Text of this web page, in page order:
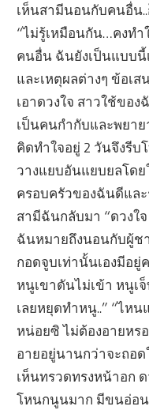
เห็นสามีนอนกับคนอื่น
“ไม่รู้เหมือนกัน…คงท
คนอื่น ฉันยังเป็นแบบนี้
และเหตุผลต่างๆ ข้อเ
เอาดวงใจ สาวใช้ขอ
เป็นคนกำกับและพยา
คิดทำใจอยู่ 2 วันจึงรีบ
วางแยบอันแยบยลโดย
ครอบครัวของฉันดีแล
สามีฉันกลับมา “ดวงใ
ฉันหมายถึงนอนกับผู้ช
กอดจูบเท่านั้นเองมีอ
หนูเขาดันไม่เข้า หนูเ
เลยหยุดทำหนู..” “ไห
หน่อยซิ ไม่ต้องอายหร
อายอยู่นานกว่าจะถอ
เห็นทรวดทรงหน้าอก
โหนกนูนมาก มีขนอ่อน